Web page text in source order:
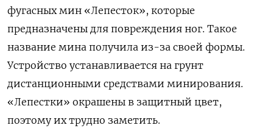
фугасных мин «Лепесток», которые
предназначены для повреждения ног. Такое
название мина получила из-за своей формы.
Устройство устанавливается на грунт
дистанционными средствами минирования.
«Лепестки» окрашены в защитный цвет,
поэтому их трудно заметить.